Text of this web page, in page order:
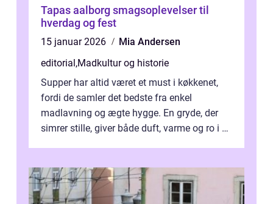
Tapas aalborg smagsoplevelser til
hverdag og fest
15 januar 2026
Mia Andersen
editorial,Madkultur og historie
Supper har altid været et must i køkkenet,
fordi de samler det bedste fra enkel
madlavning og ægte hygge. En gryde, der
simrer stille, giver både duft, varme og ro i en